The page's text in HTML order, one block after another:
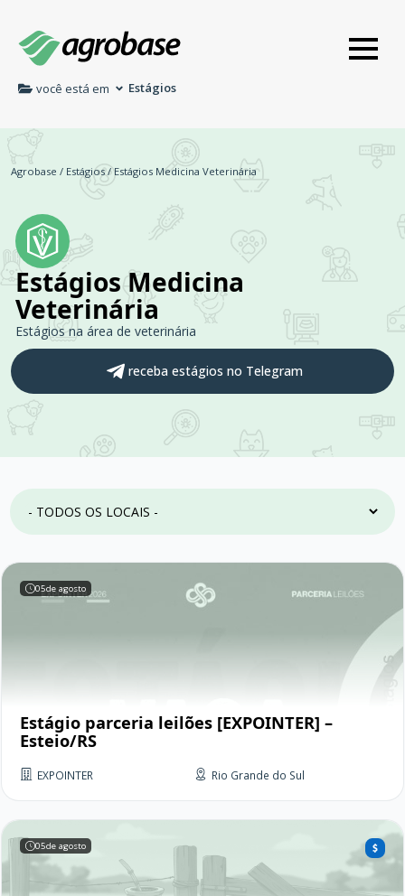
você está em Estágios
Agrobase / Estágios/ Estágios Medicina Veterinária
Estágios Medicina
Veterinária
Estágios na área de veterinária
receba estágios no Telegram
05de agosto
Estágio parceria leilões [EXPOINTER] –
Esteio/RS
EXPOINTER Rio Grande do Sul
05de agosto